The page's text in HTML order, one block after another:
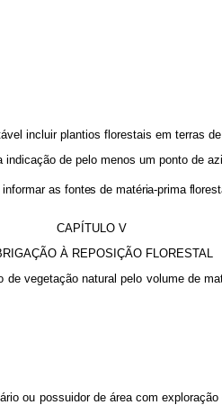
plantios florestais em terras de
de pelo menos um ponto de
informaras fontes de matéria-prima
CAPÍTULO V
À REPOSIÇÃO FLORESTAL
vegetação natural pelo volume de
ou possuidor de área com